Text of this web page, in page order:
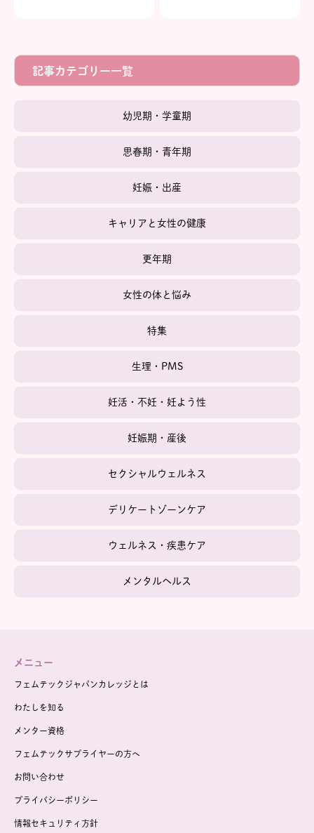
記事カテゴリー一覧
幼児期・学童期
思春期・青年期
妊娠・出産
キャリアと女性の健康
更年期
女性の体と悩み
特集
生理・PMS
妊活・不妊・妊よう性
妊娠期・産後
セクシャルウェルネス
デリケートゾーンケア
ウェルネス・疾患ケア
メンタルヘルス
メニュー
フェムテックジャパンカレッジとは
わたしを知る
メンター資格
フェムテックサプライヤーの方へ
お問い合わせ
プライバシーポリシー
情報セキュリティ方針